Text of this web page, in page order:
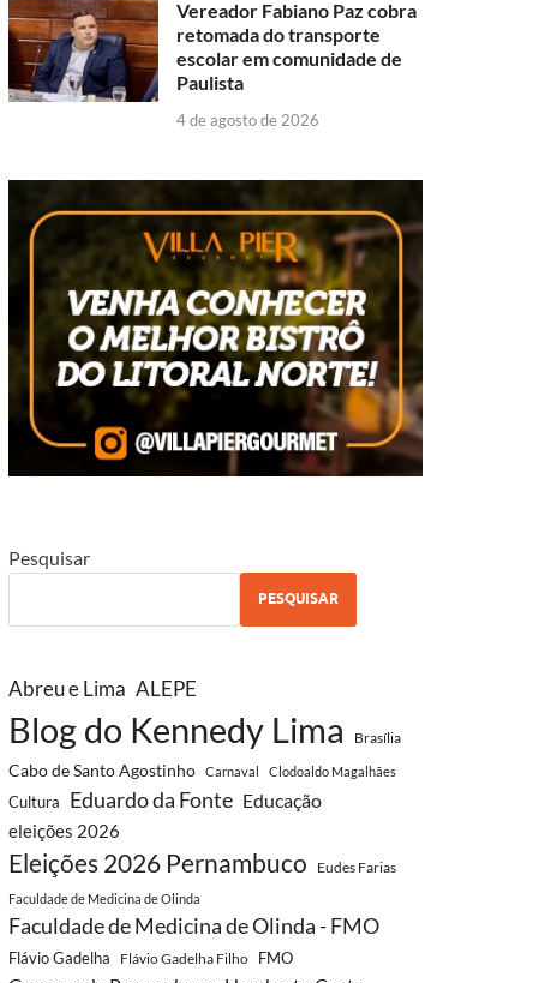
Vereador Fabiano Paz cobra
retomada do transporte
escolar em comunidade de
Paulista
4 de agosto de 2026
Pesquisar
PESQUISAR
Abreu e Lima ALEPE
Blog do Kennedy Lima Brasília
Cabo de Santo Agostinho Carnaval Clodoaldo Magalhães
Cultura Eduardo da Fonte Educação
eleições 2026
Eleições 2026 Pernambuco Eudes Farias
Faculdade de Medicina de Olinda
Faculdade de Medicina de Olinda - FMO
Flávio Gadelha Flávio Gadelha Filho FMO